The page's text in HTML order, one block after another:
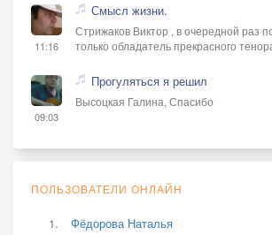
11:16
Смысл жизни.
Стрижаков Виктор , в очередной раз
только обладатель прекрасного
09:03
Прогуляться я решил
Высоцкая Галина, Спасибо
ПОЛЬЗОВАТЕЛИ ОНЛАЙН
Фёдорова Наталья